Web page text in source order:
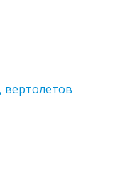
вертолетов